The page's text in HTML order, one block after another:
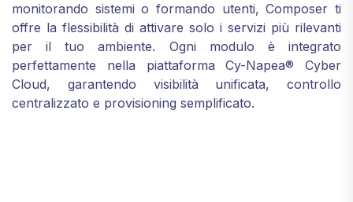
monitorando sistemi o formando utenti, Composer ti
offre la flessibilità di attivare solo i servizi più rilevanti
per il tuo ambiente. Ogni modulo è integrato
perfettamente nella piattaforma Cy-Napea® Cyber
Cloud, garantendo visibilità unificata, controllo
centralizzato e provisioning semplificato.